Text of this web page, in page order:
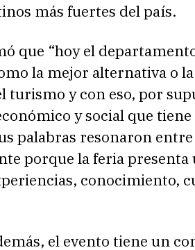
más fuertes del país.
que “hoy el
la mejor alternativa o
turismo y con eso, por
y social que
palabras resonaron
porque la feria presenta
conocimiento,
el evento tiene un